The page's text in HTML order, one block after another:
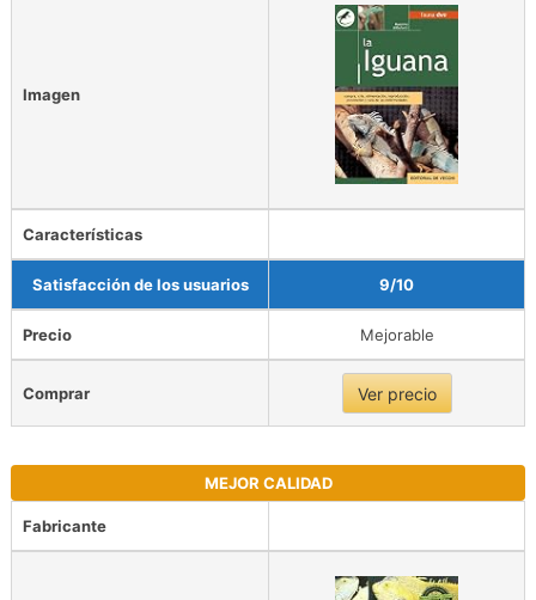
Imagen
Características
Satisfacción de los usuarios 9/10
Precio Mejorable
Comprar Ver precio
MEJOR CALIDAD
Fabricante